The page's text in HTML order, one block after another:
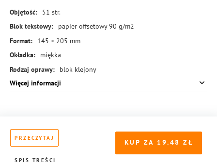
Objętość: 51 str.
Blok tekstowy:
papier offsetowy 90 g/m2
Format:
145 × 205 mm
Okładka:
miękka
Rodzaj oprawy:
blok klejony
ISBN:
978-83-8431-008-3
Więcej informacji
KUP ZA 19.48
PRZECZYTAJ
SPIS TREŚCI